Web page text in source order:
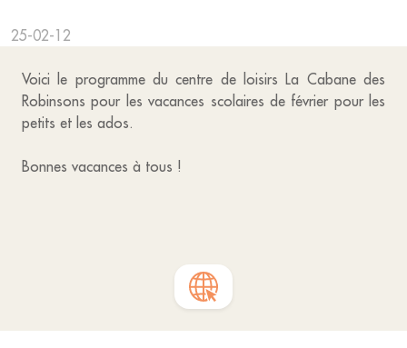
25-02-12
Voici le programme du centre de loisirs La Cabane des
Robinsons pour les vacances scolaires de février pour les
petits et les ados.
Bonnes vacances à tous !